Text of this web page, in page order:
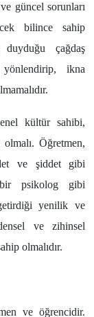
güncel sorunları
bilince sahip
çağdaş
yönlendirip, ikna
kültür sahibi,
Öğretmen,
ve şiddet gibi
bir psikolog gibi
yenilik ve
ve zihinsel
olmalıdır.
ve öğrencidir.